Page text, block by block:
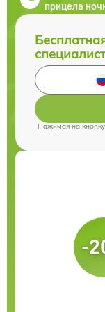
прицела
Нажимая на
-